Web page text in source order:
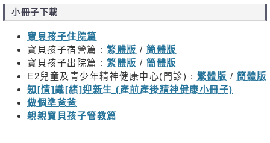
小冊子下載
寶貝孩子住院篇
寶貝孩子宿營篇 : 繁體版 / 簡體版
寶貝孩子出院篇 : 繁體版 / 簡體版
E2兒童及青少年精神健康中心(門診) : 繁體版 / 簡體版
知[情]識[緒]迎新生 (產前產後精神健康小冊子)
做個準爸爸
親親寶貝孩子管教篇